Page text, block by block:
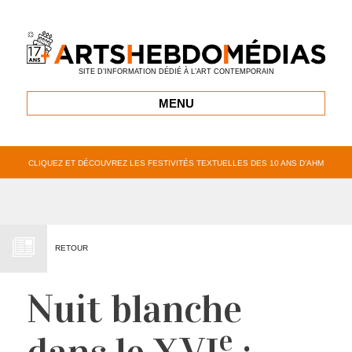
SITE D’INFORMATION DÉDIÉ À L’ART CONTEMPORAIN
MENU
CLIQUEZ ET DÉCOUVREZ LES FESTIVITÉS TEXTUELLES DES 10 ANS D’AHM
RETOUR
Nuit blanche
e